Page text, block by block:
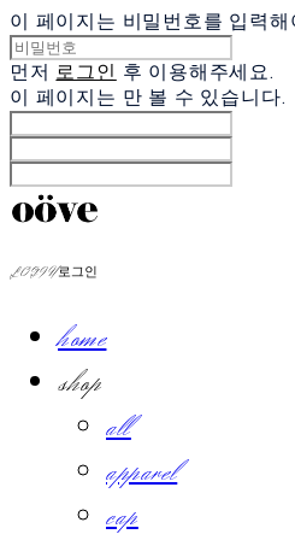
이 페이지는 비밀번호를 입력
먼저 로그인 후 이용해주세요.
이 페이지는 만 볼 수 있습니다.
LOG IN로그인
home
shop
all
apparel
cap